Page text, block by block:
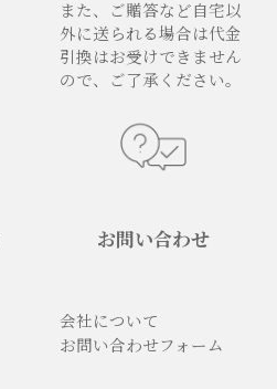
また、ご贈答など自宅以
外に送られる場合は代金
引換はお受けできません
ので、ご了承ください。
お問い合わせ
会社について
お問い合わせフォーム